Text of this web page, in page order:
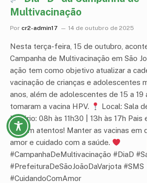
Multivacinação
Por cr2-admin17 14 de outubro de 2025
Nesta terça-feira, 15 de outubro,
Campanha de Multivacinação em São
ação tem como objetivo atualizar a
vacinação de crianças e adolescentes
anos, além de adolescentes de 15 a 19
tomaram a vacina HPV.
Local: Sala
Horário: 08h às 11h30 | 13h às 17h Pais
fiquem atentos! Manter as vacinas em
amor e cuidado com a saúde.
#CampanhaDeMultivacinação #DiaD
#PrefeituraDeSãoJoãoDaVarjota #SMS
#CuidandoComAmor